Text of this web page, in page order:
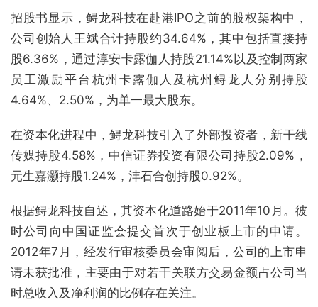
招股书显示，鲟龙科技在赴港IPO之前的股权架构中，
公司创始人王斌合计持股约34.64%，其中包括直接持
股6.36%，通过淳安卡露伽人持股21.14%以及控制两家
员工激励平台杭州卡露伽人及杭州鲟龙人分别持股
4.64%、2.50%，为单一最大股东。
在资本化进程中，鲟龙科技引入了外部投资者，新干线
传媒持股4.58%，中信证券投资有限公司持股2.09%，
元生嘉灏持股1.24%，沣石合创持股0.92%。
根据鲟龙科技自述，其资本化道路始于2011年10月。彼
时公司向中国证监会提交首次于创业板上市的申请。
2012年7月，经发行审核委员会审阅后，公司的上市申
请未获批准，主要由于对若干关联方交易金额占公司当
时总收入及净利润的比例存在关注。